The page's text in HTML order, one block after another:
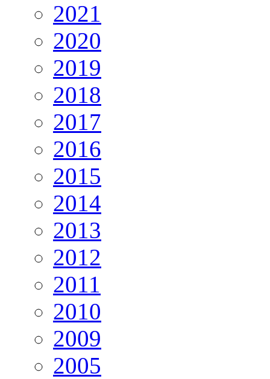
2021
2020
2019
2018
2017
2016
2015
2014
2013
2012
2011
2010
2009
2005